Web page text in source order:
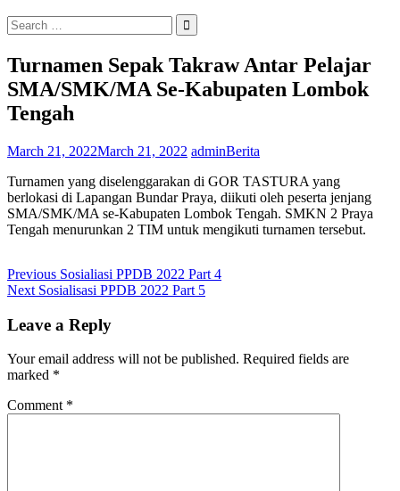
Search
for:
Turnamen Sepak Takraw Antar Pelajar
SMA/SMK/MA Se-Kabupaten Lombok
Tengah
March 21, 2022March 21, 2022 adminBerita
Turnamen yang diselenggarakan di GOR TASTURA yang
berlokasi di Lapangan Bundar Praya, diikuti oleh peserta jenjang
SMA/SMK/MA se-Kabupaten Lombok Tengah. SMKN 2 Praya
Tengah menurunkan 2 TIM untuk mengikuti turnamen tersebut.
Post
navigation
Previous Previous
post:
Sosialiasi PPDB 2022 Part 4
Next Next
Sosialisasi PPDB 2022 Part 5
Leave a Reply
Your email address will not be published. Required fields are
marked *
Comment *